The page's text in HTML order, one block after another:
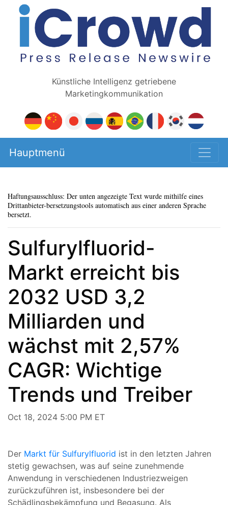
Künstliche Intelligenz getriebene
Marketingkommunikation
Hauptmenü
Haftungsausschluss: Der unten angezeigte Text wurde mithilfe eines
Drittanbieter-bersetzungstools automatisch aus einer anderen Sprache
bersetzt.
Sulfurylfluorid-
Markt erreicht bis
2032 USD 3,2
Milliarden und
wächst mit 2,57%
CAGR: Wichtige
Trends und Treiber
Oct 18, 2024 5:00 PM ET
Der Markt für Sulfurylfluorid ist in den letzten Jahren
stetig gewachsen, was auf seine zunehmende
Anwendung in verschiedenen Industriezweigen
zurückzuführen ist, insbesondere bei der
Schädlingsbekämpfung und Begasung. Als